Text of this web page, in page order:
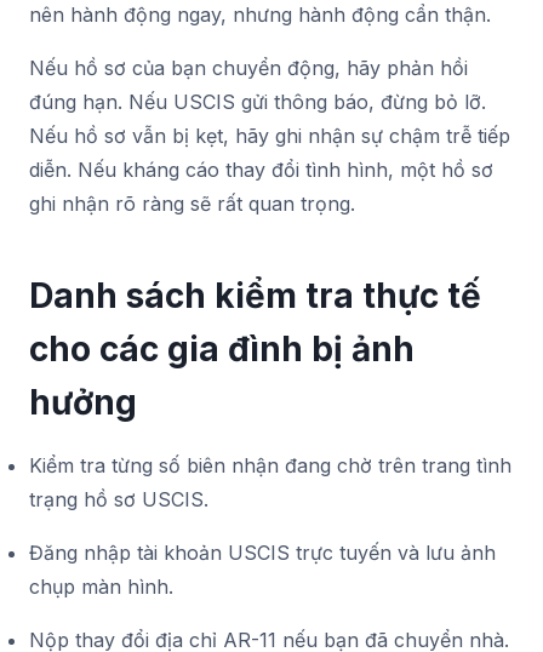
nên hành động ngay, nhưng hành động cẩn thận.
Nếu hồ sơ của bạn chuyển động, hãy phản hồi
đúng hạn. Nếu USCIS gửi thông báo, đừng bỏ lỡ.
Nếu hồ sơ vẫn bị kẹt, hãy ghi nhận sự chậm trễ tiếp
diễn. Nếu kháng cáo thay đổi tình hình, một hồ sơ
ghi nhận rõ ràng sẽ rất quan trọng.
Danh sách kiểm tra thực tế
cho các gia đình bị ảnh
hưởng
Kiểm tra từng số biên nhận đang chờ trên trang tình
trạng hồ sơ USCIS.
Đăng nhập tài khoản USCIS trực tuyến và lưu ảnh
chụp màn hình.
Nộp thay đổi địa chỉ AR-11 nếu bạn đã chuyển nhà.